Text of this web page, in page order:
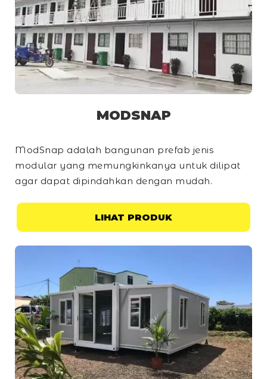
MODSNAP
ModSnap adalah bangunan prefab jenis
modular yang memungkinkanya untuk dilipat
agar dapat dipindahkan dengan mudah.
LIHAT PRODUK